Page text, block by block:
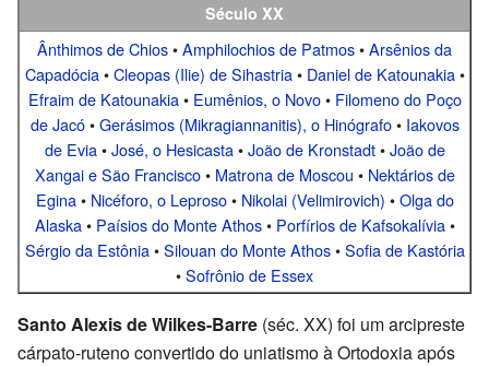
Século XX
Ânthimos de Chios•Amphilochios de Patmos•Arsênios da
Capadócia•Cleopas (Ilie) de Sihastria• Daniel de Katounakia•
Efraim de Katounakia• Eumênios, o Novo• Filomeno do Poço
de Jacó•Gerásimos (Mikragiannanitis), o Hinógrafo• Iakovos
de Evia•José, o Hesicasta•João de Kronstadt•João de
Xangai e São Francisco• Matrona de Moscou • Nektários de
Egina• Nicéforo, o Leproso• Nikolai (Velimirovich) •Olga do
Alaska• Paísios do Monte Athos• Porfírios de Kafsokalívia•
Sérgio da Estônia•Silouan do Monte Athos•Sofia de Kastória
•Sofrônio de Essex
Santo Alexis de Wilkes-Barre (séc. XX) foi um arcipreste
cárpato-ruteno convertido do uniatismo à Ortodoxia após